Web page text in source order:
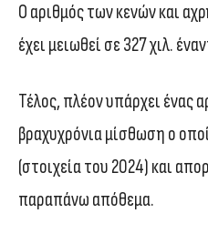
Ο αριθμός των κενών και
έχει μειωθεί σε 327 χιλ.
Τέλος, πλέον υπάρχει ένας
βραχυχρόνια μίσθωση ο
(στοιχεία του 2024) και
παραπάνω απόθεμα.